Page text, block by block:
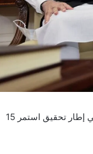
أفادت شبكة CNN الأمريكية بأن الولايات المتحدة ستعيد أكثر من 100 من الكنوز المنهوبة إلى الهند في إطار تحقيق استمر 15